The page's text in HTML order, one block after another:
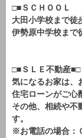
□■ＳＣＨＯＯＬ
大田小学校まで徒
伊勢原中学校まで
□■ＳＬＥ不動産■□
気になるお家は、
住宅ローンがご心
その他、相続や不
す。
※お電話の場合：